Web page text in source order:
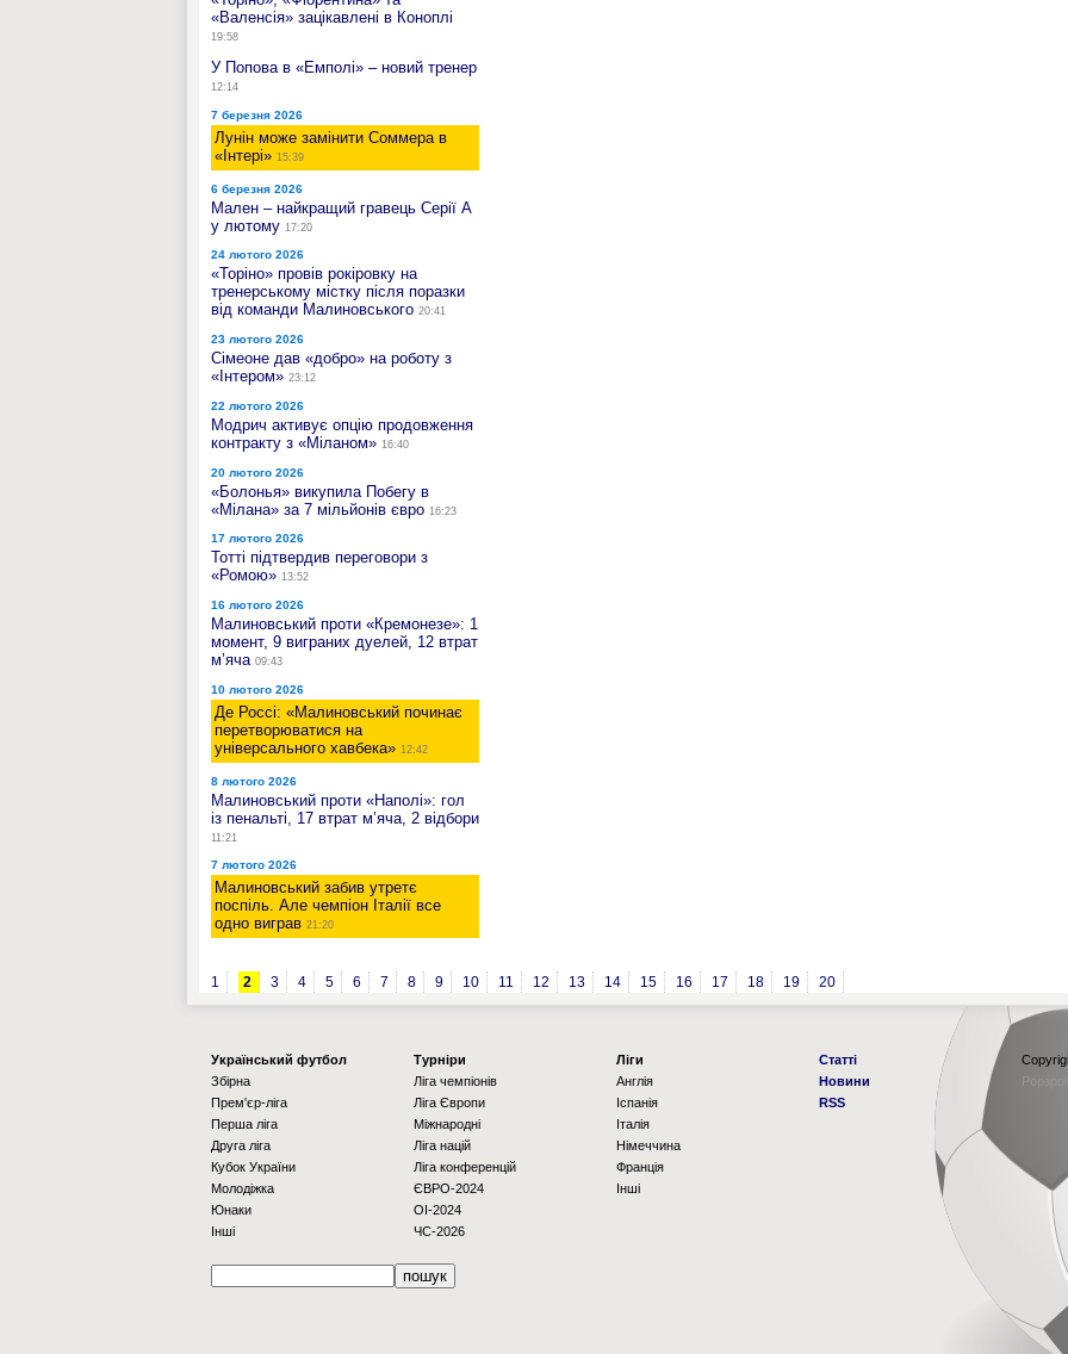
«Валенсія» зацікавлені в Коноплі
19:58
У Попова в «Емполі» – новий тренер
12:14
7 березня 2026
Лунін може замінити Cоммера в
«Інтері» 15:39
6 березня 2026
Мален – найкращий гравець Серії А
у лютому 17:20
24 лютого 2026
«Торіно» провів рокіровку на
тренерському містку після поразки
від команди Малиновського 20:41
23 лютого 2026
Сімеоне дав «добро» на роботу з
«Інтером» 23:12
22 лютого 2026
Модрич активує опцію продовження
контракту з «Міланом» 16:40
20 лютого 2026
«Болонья» викупила Побегу в
«Мілана» за 7 мільйонів євро 16:23
17 лютого 2026
Тотті підтвердив переговори з
«Ромою» 13:52
16 лютого 2026
Малиновський проти «Кремонезе»: 1
момент, 9 виграних дуелей, 12 втрат
м’яча 09:43
10 лютого 2026
Де Россі: «Малиновський починає
перетворюватися на
універсального хавбека» 12:42
8 лютого 2026
Малиновський проти «Наполі»: гол
із пенальті, 17 втрат м’яча, 2 відбори
11:21
7 лютого 2026
Малиновський забив утретє
поспіль. Але чемпіон Італії все
одно виграв 21:20
1 2 3 4 5 6 7 8 9 10 11 12 13 14 15 16 17 18 19 20
Українcький футбол
Збірна
Прем'єр-ліга
Перша ліга
Друга ліга
Кубок України
Молодіжка
Юнаки
Інші
Турніри
Ліга чемпіонів
Ліга Європи
Міжнародні
Ліга націй
Ліга конференцій
ЄВРО-2024
OI-2024
ЧС-2026
Ліги
Англія
Іспанія
Італія
Німеччина
Франція
Інші
Статті
Новини
RSS